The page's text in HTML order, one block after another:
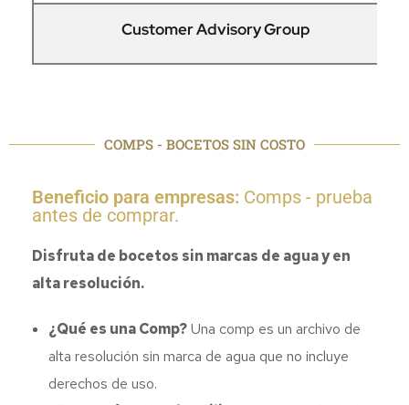
Customer Advisory Group
COMPS - BOCETOS SIN COSTO
Beneficio para empresas: Comps - prueba
antes de comprar.
Disfruta de bocetos sin marcas de agua y en
alta resolución.
¿Qué es una Comp?Una comp es un archivo de
alta resolución sin marca de agua que no incluye
derechos de uso.